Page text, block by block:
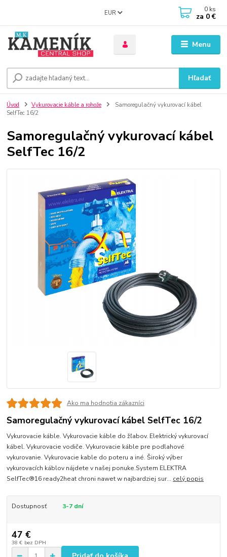
Menu
EUR
Hľadať
0 ks
za 0 €
Úvod Vykurovacie káble a rohože
Samoregulačný vykurovací kábel
SelfTec 16/2
Samoregulačný vykurovací kábel
SelfTec 16/2
Ako ma hodnotia zákazníci
Samoregulačný vykurovací kábel SelfTec 16/2
Vykurovacie káble. Vykurovacie káble do žľabov. Elektrický vykurovací
kábel. Vykurovacie vodiče. Vykurovacie káble pre podlahové
vykurovanie. Vykurovacie kable do poteru a iné. Široký výber
vykurovacích káblov nájdete v našej ponuke.System ELEKTRA
SelfTec®16 ready2heat chroni nawet w najbardziej sur... celý popis
Dostupnosť 3-7 dní
47 €
38 € bez DPH